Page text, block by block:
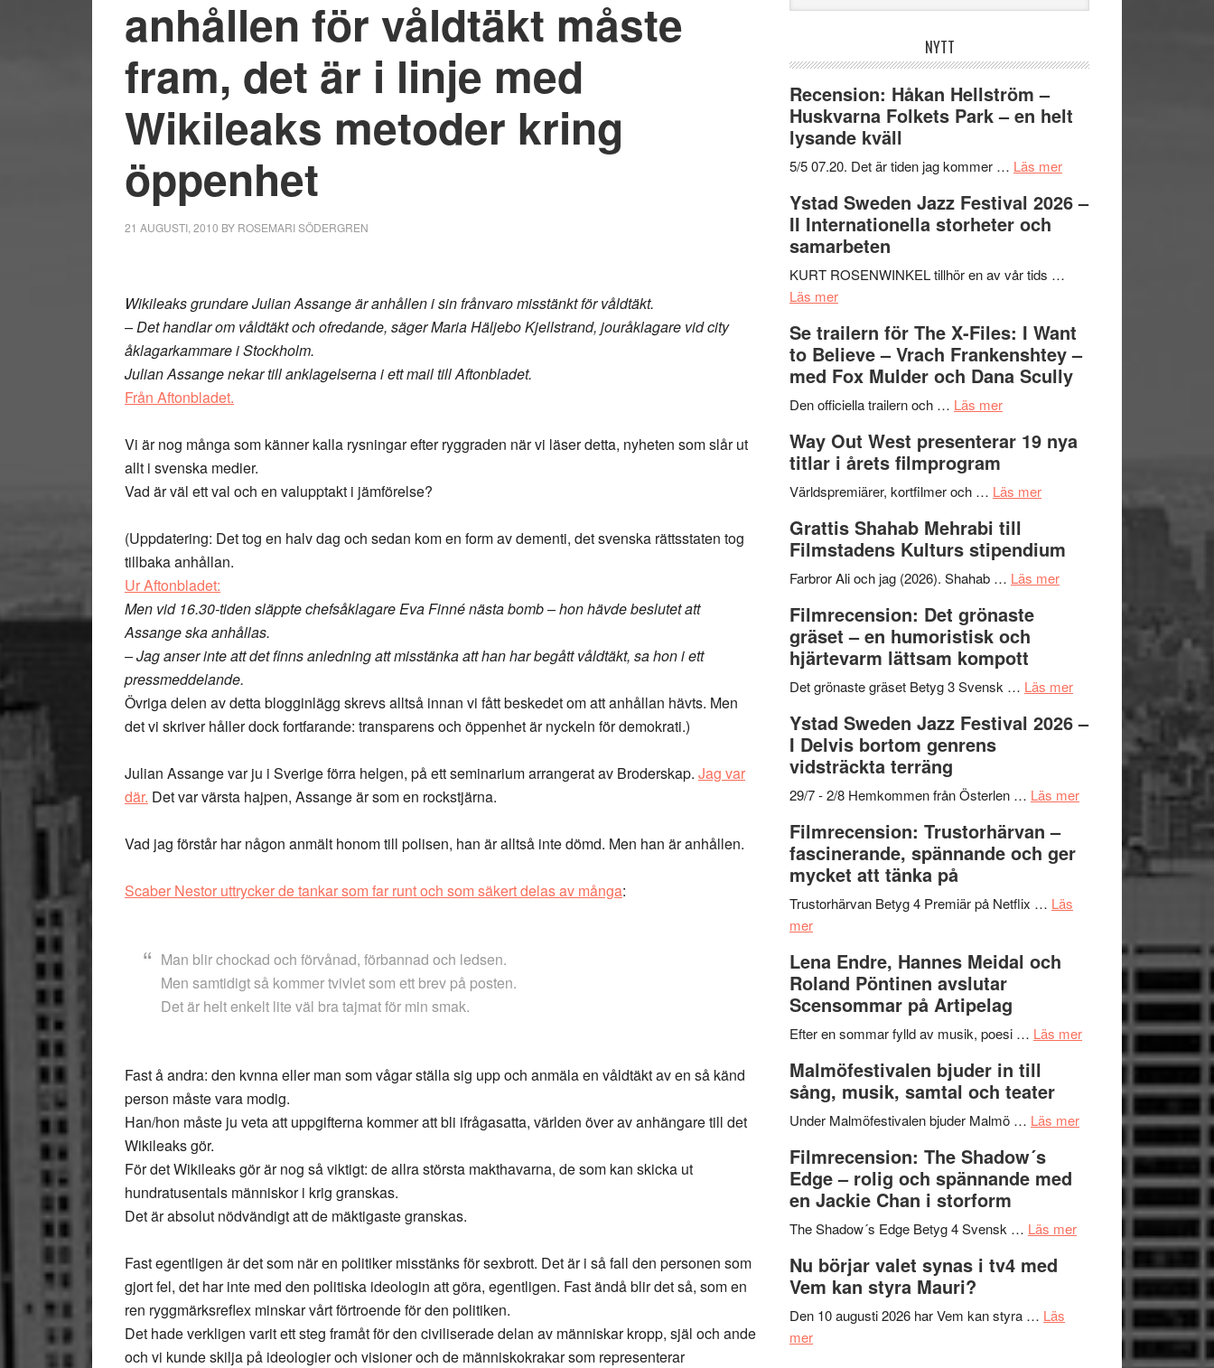
anhållen för våldtäkt måste
fram, det är i linje med
Wikileaks metoder kring
öppenhet
21 AUGUSTI, 2010 BY ROSEMARI SÖDERGREN
Wikileaks grundare Julian Assange är anhållen i sin frånvaro misstänkt för våldtäkt.
– Det handlar om våldtäkt och ofredande, säger Maria Häljebo Kjellstrand, jouråklagare vid city
åklagarkammare i Stockholm.
Julian Assange nekar till anklagelserna i ett mail till Aftonbladet.
Från Aftonbladet.
Vi är nog många som känner kalla rysningar efter ryggraden när vi läser detta, nyheten som slår ut
allt i svenska medier.
Vad är väl ett val och en valupptakt i jämförelse?
(Uppdatering: Det tog en halv dag och sedan kom en form av dementi, det svenska rättsstaten tog
tillbaka anhållan.
Ur Aftonbladet:
Men vid 16.30-tiden släppte chefsåklagare Eva Finné nästa bomb – hon hävde beslutet att
Assange ska anhållas.
– Jag anser inte att det finns anledning att misstänka att han har begått våldtäkt, sa hon i ett
pressmeddelande.
Övriga delen av detta blogginlägg skrevs alltså innan vi fått beskedet om att anhållan hävts. Men
det vi skriver håller dock fortfarande: transparens och öppenhet är nyckeln för demokrati.)
Julian Assange var ju i Sverige förra helgen, på ett seminarium arrangerat av Broderskap. Jag var
där. Det var värsta hajpen, Assange är som en rockstjärna.
Vad jag förstår har någon anmält honom till polisen, han är alltså inte dömd. Men han är anhållen.
Scaber Nestor uttrycker de tankar som far runt och som säkert delas av många:
Man blir chockad och förvånad, förbannad och ledsen.
Men samtidigt så kommer tvivlet som ett brev på posten.
Det är helt enkelt lite väl bra tajmat för min smak.
Fast å andra: den kvnna eller man som vågar ställa sig upp och anmäla en våldtäkt av en så känd
person måste vara modig.
Han/hon måste ju veta att uppgifterna kommer att bli ifrågasatta, världen över av anhängare till det
Wikileaks gör.
För det Wikileaks gör är nog så viktigt: de allra största makthavarna, de som kan skicka ut
hundratusentals människor i krig granskas.
Det är absolut nödvändigt att de mäktigaste granskas.
Fast egentligen är det som när en politiker misstänks för sexbrott. Det är i så fall den personen som
gjort fel, det har inte med den politiska ideologin att göra, egentligen. Fast ändå blir det så, som en
ren ryggmärksreflex minskar vårt förtroende för den politiken.
Det hade verkligen varit ett steg framåt för den civiliserade delan av människar kropp, själ och ande
och vi kunde skilja på ideologier och visioner och de människokrakar som representerar
webbplatsen
NYTT
Recension: Håkan Hellström –
Huskvarna Folkets Park – en helt
lysande kväll
5/5 07.20. Det är tiden jag kommer … Läs merom
Håkan
–
en
helt
Ystad Sweden Jazz Festival 2026 –
II Internationella storheter och
samarbeten
KURT ROSENWINKEL tillhör en av vår tids …
Läs merom
Sweden
Jazz
Festival
2026
II
Internationella
storheter
samarbeten
Se trailern för The X-Files: I Want
to Believe – Vrach Frankenshtey –
med Fox Mulder och Dana Scully
Den officiella trailern och … Läs merom
trailern
The
Files:
I
Want
Believe
–
Vrach
Frankenshtey
med
och
Scully
Way Out West presenterar 19 nya
titlar i årets filmprogram
Världspremiärer, kortfilmer och … Läs merom
West
presenterar
årets
Grattis Shahab Mehrabi till
Filmstadens Kulturs stipendium
Farbror Ali och jag (2026). Shahab … Läs merom
Filmstadens
stipendium
Filmrecension: Det grönaste
gräset – en humoristisk och
hjärtevarm lättsam kompott
Det grönaste gräset Betyg 3 Svensk … Läs merom
Filmrecension:
Det
–
humoristisk
och
hjärtevarm
Ystad Sweden Jazz Festival 2026 –
I Delvis bortom genrens
vidsträckta terräng
29/7 - 2/8 Hemkommen från Österlen … Läs merom
Festival
genrens
vidsträckta
Filmrecension: Trustorhärvan –
fascinerande, spännande och ger
mycket att tänka på
Trustorhärvan Betyg 4 Premiär på Netflix … Läs
merom
Trustorhärvan
–
fascinerande,
spännande
ger
mycket
att
på
Lena Endre, Hannes Meidal och
Roland Pöntinen avslutar
Scensommar på Artipelag
Efter en sommar fylld av musik, poesi … Läs merom
Hannes
Roland
Pöntinen
avslutar
Artipelag
Malmöfestivalen bjuder in till
sång, musik, samtal och teater
Under Malmöfestivalen bjuder Malmö … Läs merom
Malmöfestivalen
Filmrecension: The Shadow´s
Edge – rolig och spännande med
en Jackie Chan i storform
The Shadow´s Edge Betyg 4 Svensk … Läs merom
Filmrecension:
Shadow
Nu börjar valet synas i tv4 med
Vem kan styra Mauri?
Den 10 augusti 2026 har Vem kan styra … Läs
merom